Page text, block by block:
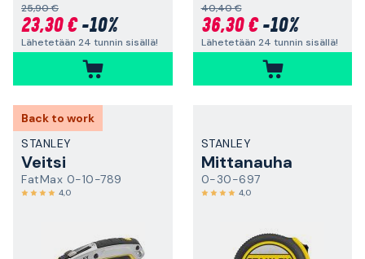
25,90 €
23,30 €-10%
Lähetetään 24 tunnin sisällä!
40,40 €
36,30 €-10%
Lähetetään 24 tunnin sisällä!
Back to work
STANLEY
Veitsi
FatMax 0-10-789
4,0
STANLEY
Mittanauha
0-30-697
4,0